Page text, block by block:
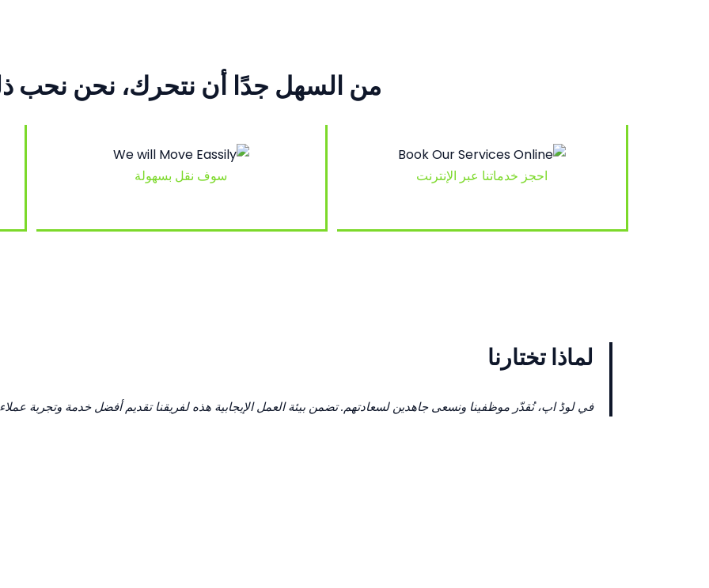
من السهل جدًا أن نتحرك، نحن نحب
احجز خدماتنا عبر الإنترنت سوف نقل بسهولة
لماذا تختارنا
في لوڈ اپ، نُقدّر موظفينا ونسعى جاهدين لسعادتهم. تضمن بيئة العمل الإيجابية هذه لفريقنا تقديم أفضل خدمة وتجربة